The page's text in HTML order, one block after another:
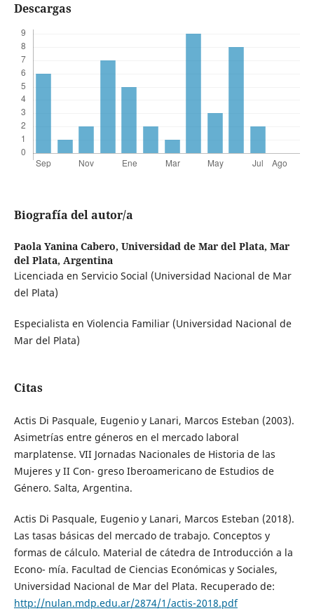
Descargas
Biografía del autor/a
Paola Yanina Cabero, Universidad de Mar del Plata, Mar
del Plata, Argentina
Licenciada en Servicio Social (Universidad Nacional de Mar
del Plata)
Especialista en Violencia Familiar (Universidad Nacional de
Mar del Plata)
Citas
Actis Di Pasquale, Eugenio y Lanari, Marcos Esteban (2003).
Asimetrías entre géneros en el mercado laboral
marplatense. VII Jornadas Nacionales de Historia de las
Mujeres y II Con- greso Iberoamericano de Estudios de
Género. Salta, Argentina.
Actis Di Pasquale, Eugenio y Lanari, Marcos Esteban (2018).
Las tasas básicas del mercado de trabajo. Conceptos y
formas de cálculo. Material de cátedra de Introducción a la
Econo- mía. Facultad de Ciencias Económicas y Sociales,
Universidad Nacional de Mar del Plata. Recuperado de:
http://nulan.mdp.edu.ar/2874/1/actis-2018.pdf